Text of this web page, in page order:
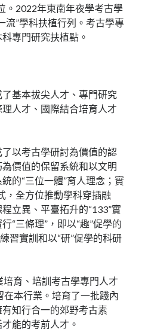
。2022年東南年夜學考古學
流”學科扶植行列。考古學專
專門研究扶植點。
基本拔尖人才、專門研究
人才、國際結合培育人才
以考古學研討為價值的認
價值的保留系統和以文明
的“三位一體”育人理念；實
，全方位推動學科穿插融
立異、平臺拓升的“133”實
“三條理”，即以“趣”促學的
習實訓和以“研”促學的科研
育、培訓考古學專門人才
本行業。培育了一批踐內
知行合一的郊野考古素
能的考前人才。